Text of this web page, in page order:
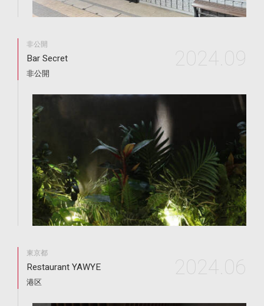
非公開
Bar Secret
非公開 2024.09
東京都
Restaurant YAWYE
港区 2024.06